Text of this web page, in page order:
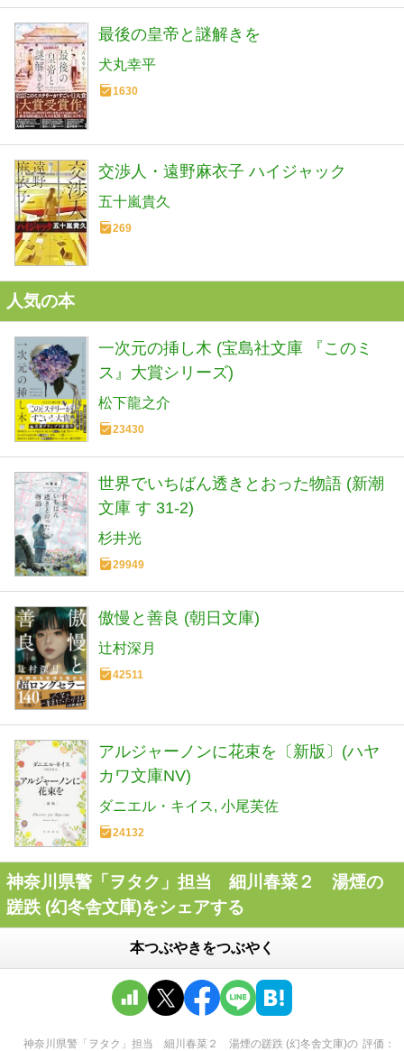
最後の皇帝と謎解きを
犬丸幸平
1630
交渉人・遠野麻衣子 ハイジャック
五十嵐貴久
269
人気の本
一次元の挿し木 (宝島社文庫 『このミ
ス』大賞シリーズ)
松下龍之介
23430
世界でいちばん透きとおった物語 (新潮
文庫 す 31-2)
杉井光
29949
傲慢と善良 (朝日文庫)
辻村深月
42511
アルジャーノンに花束を〔新版〕(ハヤ
カワ文庫NV)
ダニエル・キイス 小尾芙佐
24132
神奈川県警「ヲタク」担当 細川春菜２ 湯煙の
蹉跌 (幻冬舎文庫)をシェアする
本つぶやきをつぶやく
神奈川県警「ヲタク」担当 細川春菜２ 湯煙の蹉跌 (幻冬舎文庫)の 評価